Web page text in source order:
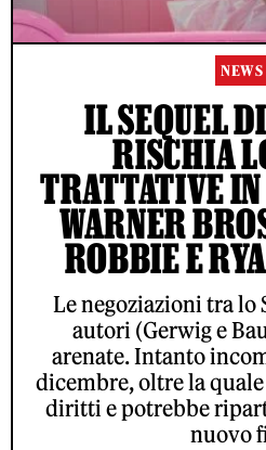
NEWS
IL SEQUEL
RISCHIA
TRATTATIVE
WARNER
ROBBIE E
Le negoziazioni tra lo
autori (Gerwig e
arenate. Intanto
dicembre, oltre la
diritti e potrebbe
nuovo